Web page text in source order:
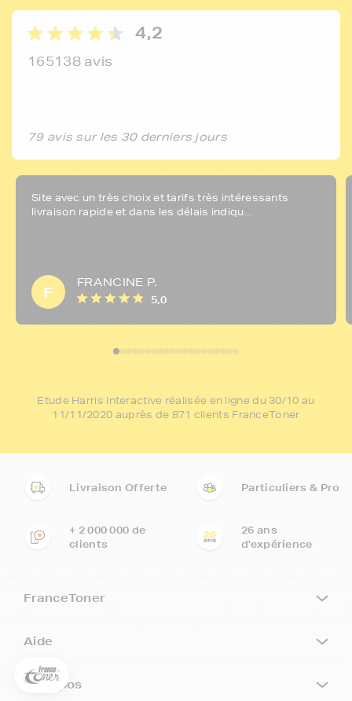
4,2
165138 avis
79 avis sur les 30 derniers jours
Site avec un très choix et tarifs très intéressants
livraison rapide et dans les délais indiqu...
F
FRANCINE P.
5,0
Etude Harris Interactive réalisée en ligne du 30/10 au
11/11/2020 auprès de 871 clients FranceToner
Livraison Offerte Particuliers & Pro
+ 2 000 000 de
clients
26 ans
d'expérience
FranceToner
Aide
A propos
commande !
Inscrivez-vous à notre newsletter, suivez notre actualité et
commande * !